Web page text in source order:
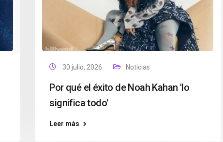
30 julio, 2026 Noticias
Por qué el éxito de Noah Kahan 'lo
significa todo'
Leer más